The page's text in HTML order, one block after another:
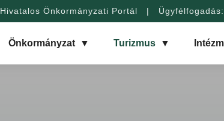
Hivatalos Önkormányzati Portál | Ügyfélfogadás:
Önkormányzat ▼ Turizmus ▼